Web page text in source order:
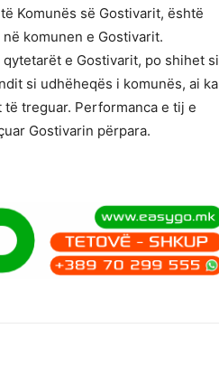
Komunës së Gostivarit, është
komunen e Gostivarit.
e Gostivarit, po shihet si
si udhëheqës i komunës, ai ka
treguar. Performanca e tij e
Gostivarin përpara.